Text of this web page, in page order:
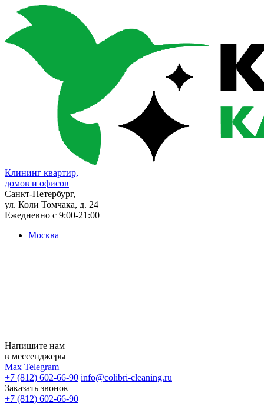
Клининг квартир,
домов и офисов
Санкт-Петербург,
ул. Коли Томчака, д. 24
Ежедневно с 9:00-21:00
Москва
Напишите нам
в мессенджеры
Max Telegram
+7 (812) 602-66-90 info@colibri-cleaning.ru
Заказать звонок
+7 (812) 602-66-90